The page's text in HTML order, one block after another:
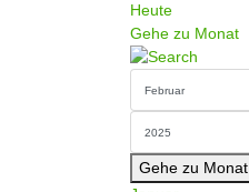
Heute
Gehe zu Monat
Gehe zu Monat